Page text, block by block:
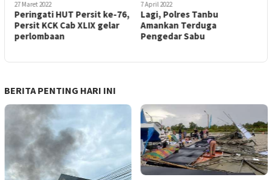
27 Maret 2022
Peringati HUT Persit ke-76,
Persit KCK Cab XLIX gelar
perlombaan
7 April 2022
Lagi, Polres Tanbu
Amankan Terduga
Pengedar Sabu
BERITA PENTING HARI INI